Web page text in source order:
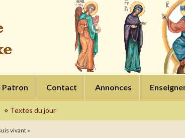
Patron Contact Annonces
⋄ Textes du jour
vivant »